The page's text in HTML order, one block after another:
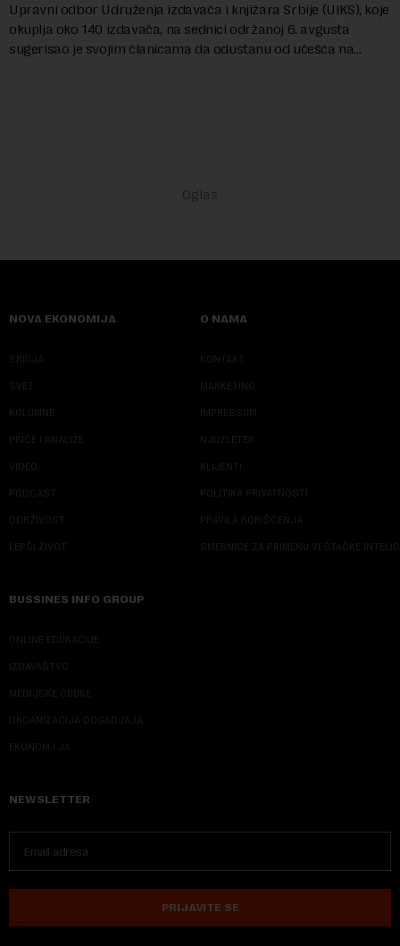
Upravni odbor Udruženja izdavača i knjižara Srbije (UIKS), koje
okuplja oko 140 izdavača, na sednici održanoj 6. avgusta
sugerisao je svojim članicama da odustanu od učešća na
NOVA EKONOMIJA
SRBIJA
SVET
KOLUMNE
PRIČE I ANALIZE
VIDEO
PODCAST
ODRŽIVOST
LEPŠI ŽIVOT
O NAMA
KONTAKT
MARKETING
IMPRESSUM
NJUZLETER
KLIJENTI
POLITIKA PRIVATNOSTI
PRAVILA KORIŠĆENJA
SMERNICE ZA PRIMENU VEŠTAČKE
BUSSINES INFO GROUP
ONLINE EDUKACIJE
IZDAVAŠTVO
MEDIJSKE OBUKE
ORGANIZACIJA DOGADJAJA
EKONOM I JA
NEWSLETTER
PRIJAVITE SE